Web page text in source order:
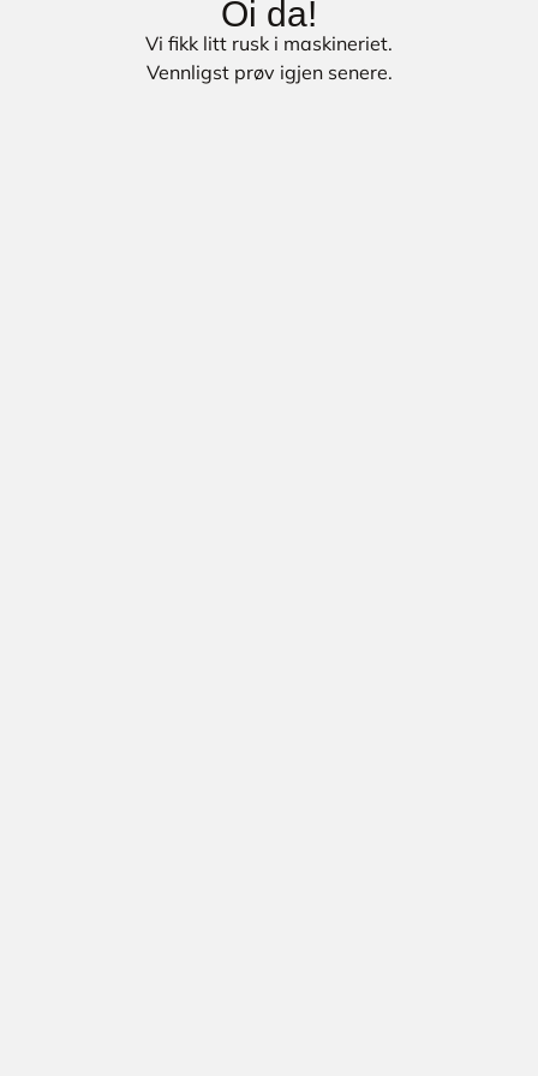
Oi da!
Vi fikk litt rusk i maskineriet.
Vennligst prøv igjen senere.